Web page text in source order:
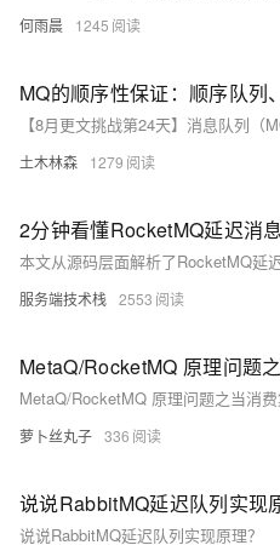
何雨晨 1245
土木林森 1279
2分钟看懂RocketMQ延迟消
服务端技术栈 2553
萝卜丝丸子 336
说说RabbitMQ延迟队列实现
说说RabbitMQ延迟队列实现原理？